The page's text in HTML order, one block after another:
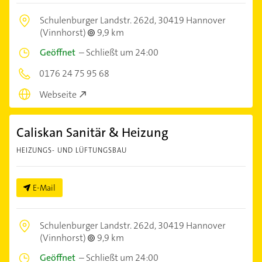
Schulenburger Landstr. 262d,30419 Hannover
(Vinnhorst)
9,9 km
Geöffnet –Schließt um 24:00
0176 24 75 95 68
Webseite
Caliskan Sanitär & Heizung
HEIZUNGS- UND LÜFTUNGSBAU
E-Mail
Schulenburger Landstr. 262d,30419 Hannover
(Vinnhorst)
9,9 km
Geöffnet –Schließt um 24:00